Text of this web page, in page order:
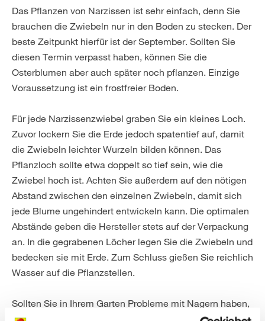
Das Pflanzen von Narzissen ist sehr einfach, denn Sie
brauchen die Zwiebeln nur in den Boden zu stecken. Der
beste Zeitpunkt hierfür ist der September. Sollten Sie
diesen Termin verpasst haben, können Sie die
Osterblumen aber auch später noch pflanzen. Einzige
Voraussetzung ist ein frostfreier Boden.
Für jede Narzissenzwiebel graben Sie ein kleines Loch.
Zuvor lockern Sie die Erde jedoch spatentief auf, damit
die Zwiebeln leichter Wurzeln bilden können. Das
Pflanzloch sollte etwa doppelt so tief sein, wie die
Zwiebel hoch ist. Achten Sie außerdem auf den nötigen
Abstand zwischen den einzelnen Zwiebeln, damit sich
jede Blume ungehindert entwickeln kann. Die optimalen
Abstände geben die Hersteller stets auf der Verpackung
an. In die gegrabenen Löcher legen Sie die Zwiebeln und
bedecken sie mit Erde. Zum Schluss gießen Sie reichlich
Wasser auf die Pflanzstellen.
Sollten Sie in Ihrem Garten Probleme mit Nagern haben,